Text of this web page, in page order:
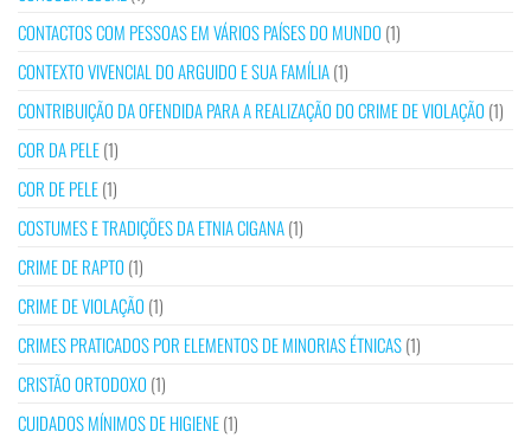
CONTACTOS COM PESSOAS EM VÁRIOS PAÍSES DO MUNDO (1)
CONTEXTO VIVENCIAL DO ARGUIDO E SUA FAMÍLIA(1)
CONTRIBUIÇÃO DA OFENDIDA PARA A REALIZAÇÃO DO CRIME DE VIOLAÇÃO (1)
COR DA PELE(1)
COR DE PELE(1)
COSTUMES E TRADIÇÕES DA ETNIA CIGANA(1)
CRIME DE RAPTO (1)
CRIME DE VIOLAÇÃO (1)
CRIMES PRATICADOS POR ELEMENTOS DE MINORIAS ÉTNICAS(1)
CRISTÃO ORTODOXO (1)
CUIDADOS MÍNIMOS DE HIGIENE(1)